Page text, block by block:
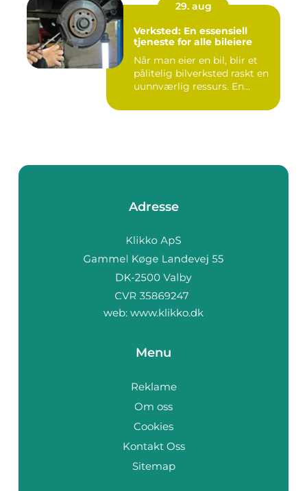
29. aug
Verksted: En essensiell
tjeneste for alle bileiere
Når man eier en bil, blir et
pålitelig bilverksted raskt en
uunnværlig ressurs. En...
Adresse
web: www.klikko.dk
Menu
Reklame
Om oss
Cookies
Kontakt Oss
Sitemap